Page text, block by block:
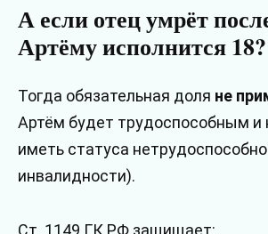
А если отец умрёт
Артёму исполнится 18?
Тогда обязательная доля не
Артём будет трудоспособным и
иметь статуса
инвалидности).
Ст. 1149 ГК РФ защищает: